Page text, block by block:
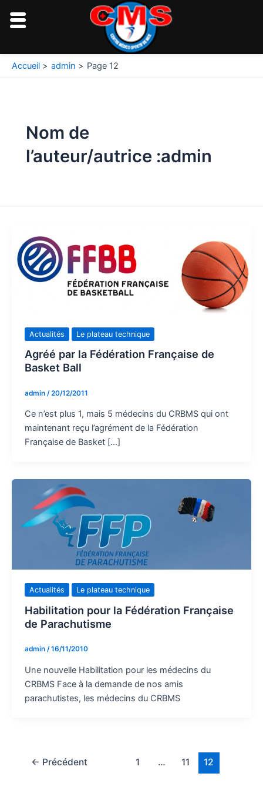
Accueil admin Page 12
Nom de
l’auteur/autrice :admin
Actualités Le plateau technique
Agréé par la Fédération Française de
Basket Ball
admin /20/12/2011
Ce n’est plus 1, mais 5 médecins du CRBMS qui ont
maintenant reçu l’agrément de la Fédération
Française de Basket […]
Actualités Le plateau technique
Habilitation pour la Fédération Française
de Parachutisme
admin /16/11/2010
Une nouvelle Habilitation pour les médecins du
CRBMS Face à la demande de nos amis
parachutistes, les médecins du CRBMS
Pagination
← Précédent 1 … 11 12